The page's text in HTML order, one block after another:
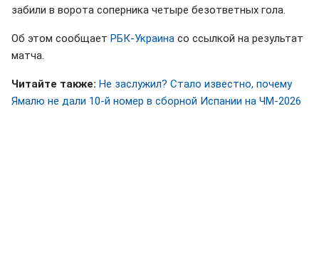
забили в ворота соперника четыре безответных гола.
Об этом сообщает РБК-Украина со ссылкой на результат
матча.
Читайте также: Не заслужил? Стало известно, почему
Ямалю не дали 10-й номер в сборной Испании на ЧМ-2026